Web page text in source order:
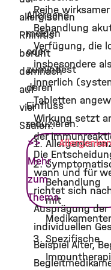
allergischen
Rhinitis
beruht
demnach
auf
vier
Säulen:
Behandlung
mit
Spezifische
Allergene
meiden
oder
zumindest
deren
Einfluss
reduzieren.
>>
Mehr
zum
Thema
Reihe
Behandlung
Verfügung, die
insbesondere
innerlich
Tabletten
Wirkung setzt
der
Die
wann und für
richtet sich
Ausprägung
individuellen
Beispiel Alter,